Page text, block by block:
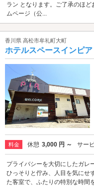
ラン となります。ご了承のほ
ムページ（公...
香川県 高松市牟礼町大町
ホテルスペースインピア
料金 休憩 3,000 円 ～ サー
プライバシーを大切にしたガレ
ひっそりと佇み、人目を気にせ
た客室で、ふたりの特別な時間